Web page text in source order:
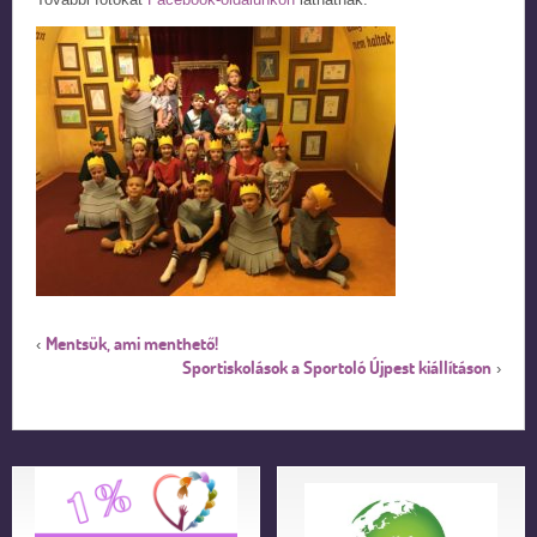
‹ Mentsük, ami menthető!
Sportiskolások a Sportoló Újpest kiállításon ›